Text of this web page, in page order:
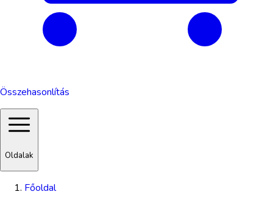
Összehasonlítás
Oldalak
Főoldal